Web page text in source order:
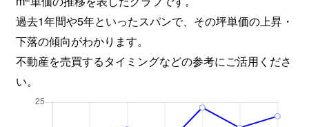
上杉
2,200万円
上杉
1,800万円
上杉
3,400万円
北四番丁
上杉
2,000万円
北四番丁
過去1年間や5年といったスパンで、その坪単価の上昇・
下落の傾向がわかります。
不動産を売買するタイミングなどの参考にご活用くださ
い。